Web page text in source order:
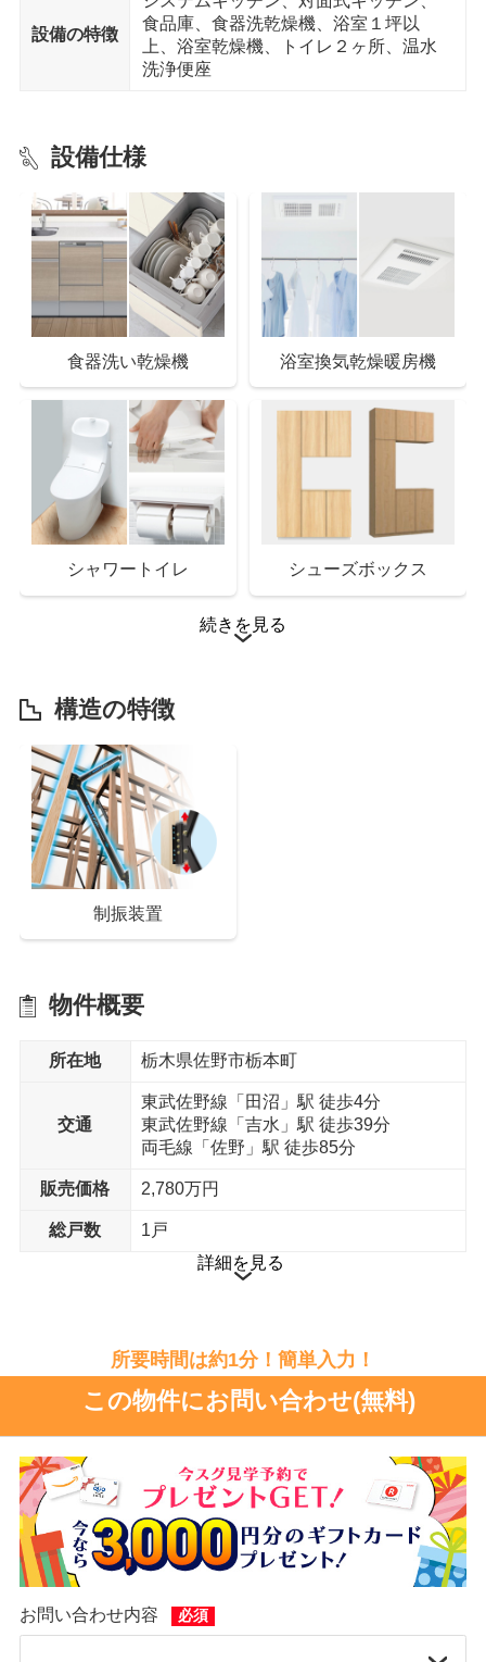
徒歩15分以内
コンビニエンスストア
ドラッグストア
クスリのアオキ田沼店 まで13分
設備の特徴
食品庫、食器洗乾燥機、浴室１坪以
上、浴室乾燥機、トイレ２ヶ所、温水
洗浄便座
設備仕様
食器洗い乾燥機 浴室換気乾燥暖房機
シャワートイレ シューズボックス
スマートドアキー
シャッター
室外物干し金物 宅配ボックス搭載門柱
外構設備
続きを見る
構造の特徴
制振装置
物件概要
所在地 栃木県佐野市栃本町
交通
東武佐野線「田沼」駅 徒歩4分
東武佐野線「吉水」駅 徒歩39分
両毛線「佐野」駅 徒歩85分
販売価格 2,780万円
総戸数
1戸
詳細を見る
所要時間は約1分！簡単入力！
この物件にお問い合わせ(無料)
お問い合わせ内容